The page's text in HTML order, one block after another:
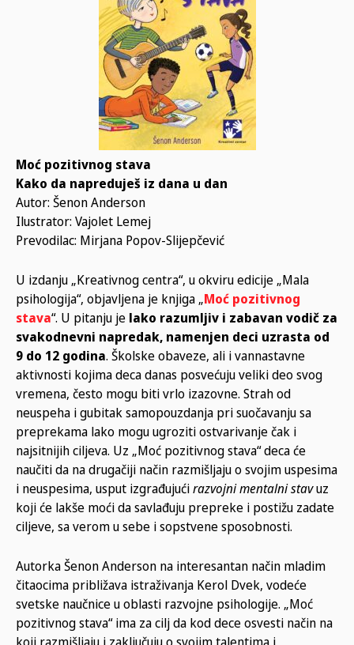
Moć pozitivnog stava
Kako da napreduješ iz dana u dan
Autor: Šenon Anderson
Ilustrator: Vajolet Lemej
Prevodilac: Mirjana Popov-Slijepčević
U izdanju „Kreativnog centra“, u okviru edicije „Mala
psihologija“, objavljena je knjiga „Moć pozitivnog
stava“. U pitanju je lako razumljiv i zabavan vodič za
svakodnevni napredak, namenjen deci uzrasta od
9 do 12 godina. Školske obaveze, ali i vannastavne
aktivnosti kojima deca danas posvećuju veliki deo svog
vremena, često mogu biti vrlo izazovne. Strah od
neuspeha i gubitak samopouzdanja pri suočavanju sa
preprekama lako mogu ugroziti ostvarivanje čak i
najsitnijih ciljeva. Uz „Moć pozitivnog stava“ deca će
naučiti da na drugačiji način razmišljaju o svojim uspesima
i neuspesima, usput izgrađujućirazvojni mentalni stavuz
koji će lakše moći da savlađuju prepreke i postižu zadate
ciljeve, sa verom u sebe i sopstvene sposobnosti.
Autorka Šenon Anderson na interesantan način mladim
čitaocima približava istraživanja Kerol Dvek, vodeće
svetske naučnice u oblasti razvojne psihologije. „Moć
pozitivnog stava“ ima za cilj da kod dece osvesti način na